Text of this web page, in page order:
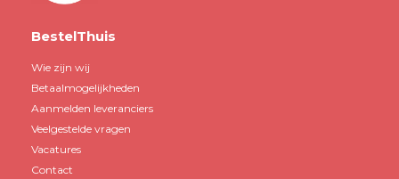
BestelThuis
Wie zijn wij
Betaalmogelijkheden
Aanmelden leveranciers
Veelgestelde vragen
Vacatures
Contact